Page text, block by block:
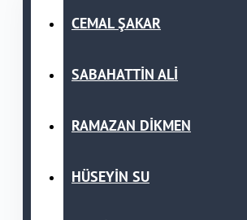
CEMAL ŞAKAR
SABAHATTİN ALİ
RAMAZAN DİKMEN
HÜSEYİN SU